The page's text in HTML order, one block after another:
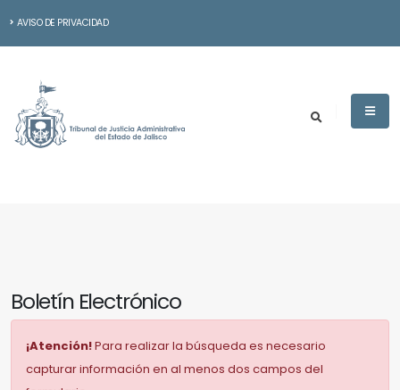
AVISO DE PRIVACIDAD
Boletín Electrónico
¡Atención!Para realizar la búsqueda es necesario
capturar información en al menos dos campos del